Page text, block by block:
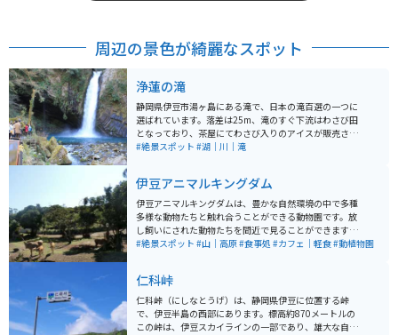
周辺の景色が綺麗なスポット
浄蓮の滝
静岡県伊豆市湯ヶ島にある滝で、日本の滝百選の一つに
選ばれています。落差は25m、滝のすぐ下流はわさび田
となっており、茶屋にてわさび入りのアイスが販売され
ています。入り口となっている観光施設は広めの駐車場
#絶景スポット #湖｜川｜滝
伊豆アニマルキングダム
伊豆アニマルキングダムは、豊かな自然環境の中で多種
多様な動物たちと触れ合うことができる動物園です。放
し飼いにされた動物たちを間近で見ることができます。
特にホワイトタイガーやキリン、カピバラなど、珍しい
中楽しむことが可能です。伊豆稲取温泉の高台にあるの
で、天気が良い日には太平洋に浮かぶ伊豆七島を一望で
きるので、景色も楽しめるレジャー施設です。
#絶景スポット #山｜高原#食事処 #カフェ｜軽食#動植物園
仁科峠
仁科峠（にしなとうげ）は、静岡県伊豆に位置する峠
で、伊豆半島の西部にあります。標高約870メートルの
この峠は、伊豆スカイラインの一部であり、雄大な自然